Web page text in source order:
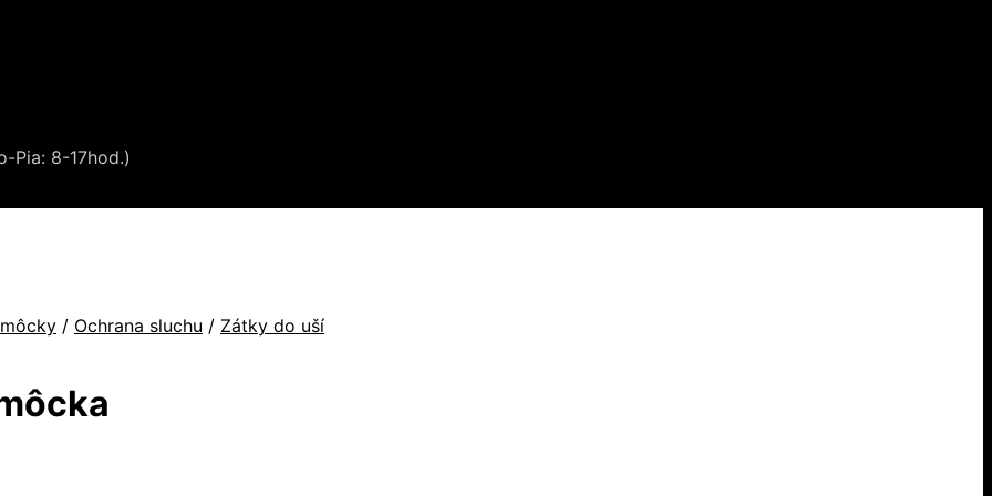
Pia: 8-17hod.)
/ Ochrana sluchu / Zátky do uší